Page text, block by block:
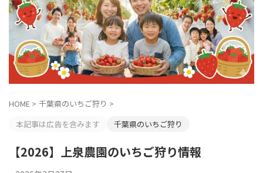
HOME > 千葉県のいちご狩り >
本記事は広告を含みます
千葉県のいちご狩り
【2026】上泉農園のいちご狩り情報